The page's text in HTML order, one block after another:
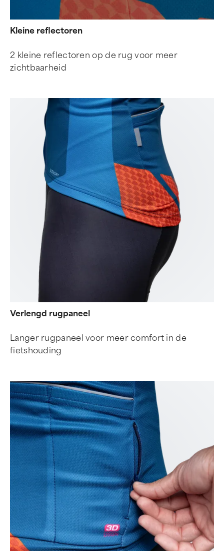
Kleine reflectoren
2 kleine reflectoren op de rug voor meer
zichtbaarheid
Verlengd rugpaneel
Langer rugpaneel voor meer comfort in de
fietshouding